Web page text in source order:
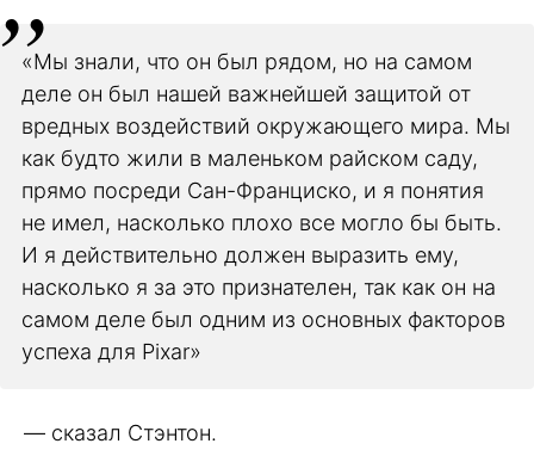
«Мы знали, что он был рядом, но на самом
деле он был нашей важнейшей защитой от
вредных воздействий окружающего мира. Мы
как будто жили в маленьком райском саду,
прямо посреди Сан-Франциско, и я понятия
не имел, насколько плохо все могло бы быть.
И я действительно должен выразить ему,
насколько я за это признателен, так как он на
самом деле был одним из основных факторов
успеха для Pixar»
— сказал Стэнтон.